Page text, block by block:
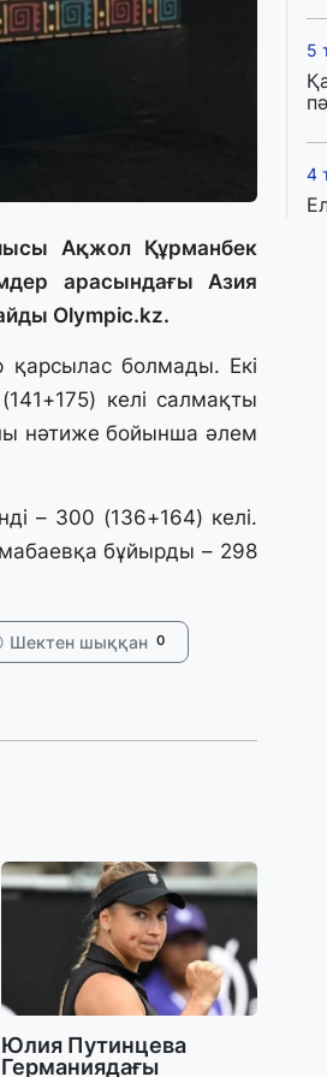
Ақжол Құрманбек
арасындағы Азия
Olympic.kz.
қарсылас болмады. Екі
келі салмақты
нәтиже бойынша әлем
– 300 (136+164) келі.
бұйырды – 298
Шектен шыққан 0
Юлия Путинцева
Германиядағы
5
4